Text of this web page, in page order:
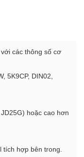
các thông số cơ
5K9CP, DIN02,
hoặc cao hơn
tích hợp bên trong.